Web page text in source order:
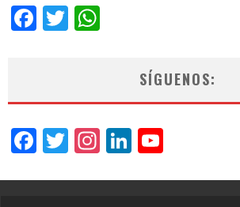
Facebook
Twitter
SÍGUENOS:
Facebook
Twitter
Instagram
LinkedIn